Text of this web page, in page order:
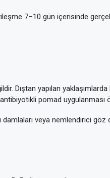
7–10 gün içerisinde
Dıştan yapılan
pomad uygulanması
veya nemlendirici göz